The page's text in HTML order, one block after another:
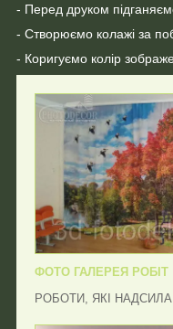
- Перед друком
- Створюємо колажі за
- Коригуємо колір
ФОТО ГАЛЕРЕЯ РОБІТ
РОБОТИ, ЯКІ